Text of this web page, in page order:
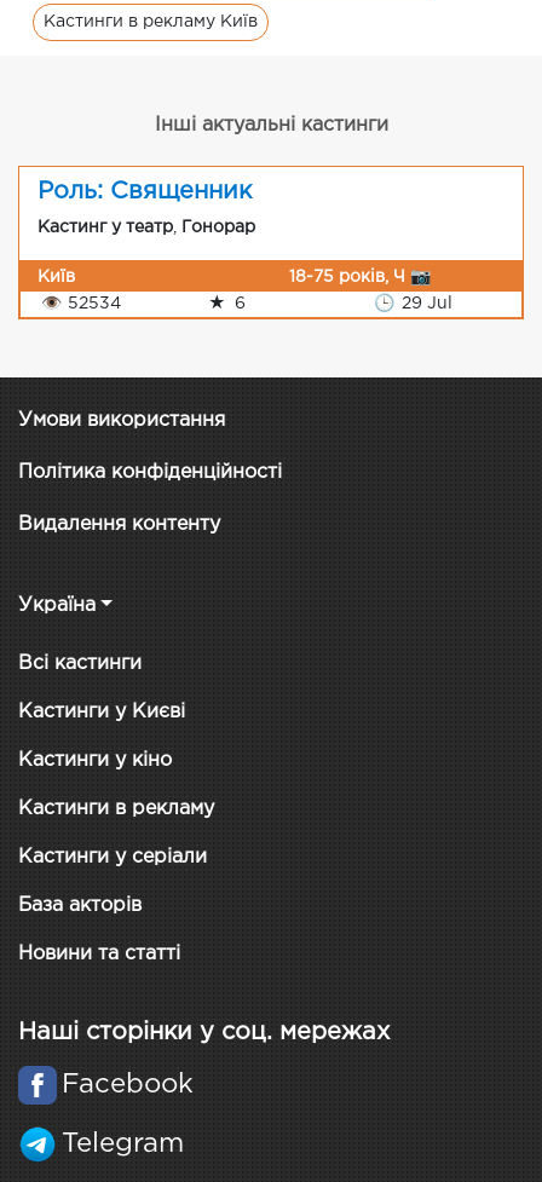
Кастинги в рекламу Київ
Інші актуальні кастинги
Роль: Священник
Кастинг у театр Гонорар
Київ
18-75 років, Ч 📷
👁 52534 ★ 6 🕒 29 Jul
Умови використання
Політика конфіденційності
Видалення контенту
Україна
Всі кастинги
Кастинги у Києві
Кастинги у кіно
Кастинги в рекламу
Кастинги у серіали
База акторів
Новини та статті
Наші сторінки у соц. мережах
Facebook
Telegram